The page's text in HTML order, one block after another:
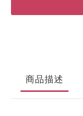
商品描述